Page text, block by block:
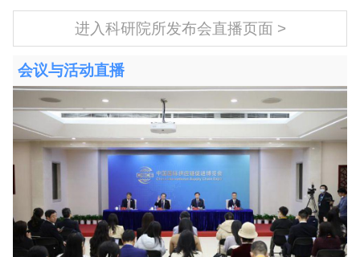
进入科研院所发布会直播页面
会议与活动直播